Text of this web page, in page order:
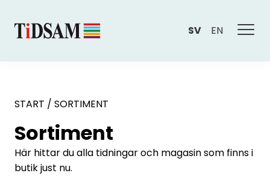
SV EN
START / SORTIMENT
Sortiment
Här hittar du alla tidningar och magasin som finns i
butik just nu.